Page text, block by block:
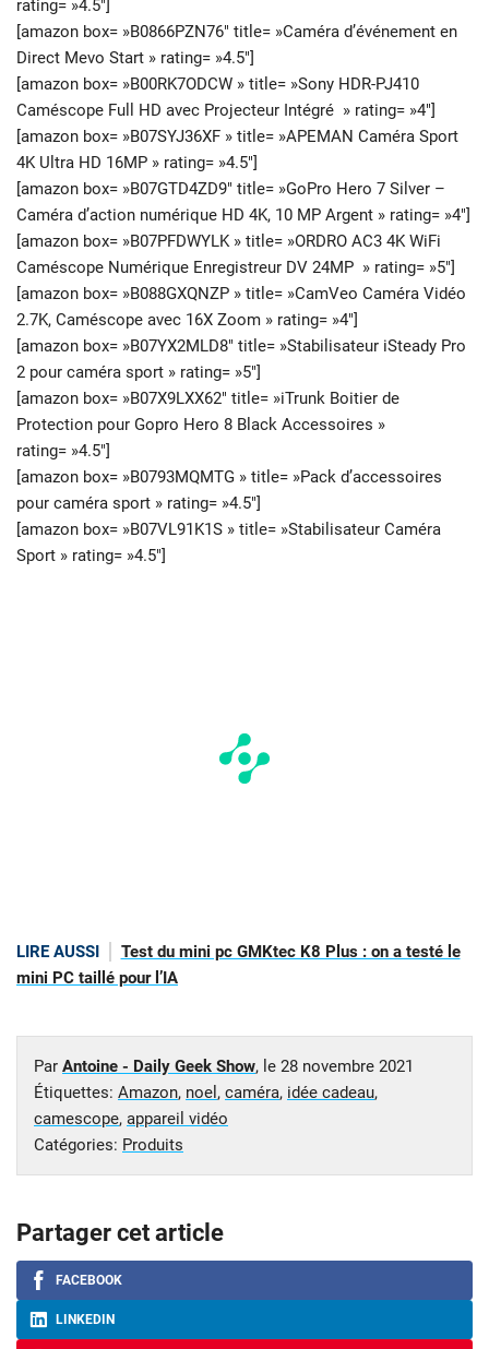
rating= »4.5″]
[amazon box= »B0866PZN76″ title= »Caméra d’événement en
Direct Mevo Start » rating= »4.5″]
[amazon box= »B00RK7ODCW » title= »Sony HDR-PJ410
Caméscope Full HD avec Projecteur Intégré » rating= »4″]
[amazon box= »B07SYJ36XF » title= »APEMAN Caméra Sport
4K Ultra HD 16MP » rating= »4.5″]
[amazon box= »B07GTD4ZD9″ title= »GoPro Hero 7 Silver –
Caméra d’action numérique HD 4K, 10 MP Argent » rating= »4″]
[amazon box= »B07PFDWYLK » title= »ORDRO AC3 4K WiFi
Caméscope Numérique Enregistreur DV 24MP » rating= »5″]
[amazon box= »B088GXQNZP » title= »CamVeo Caméra Vidéo
2.7K, Caméscope avec 16X Zoom » rating= »4″]
[amazon box= »B07YX2MLD8″ title= »Stabilisateur iSteady Pro
2 pour caméra sport » rating= »5″]
[amazon box= »B07X9LXX62″ title= »iTrunk Boitier de
Protection pour Gopro Hero 8 Black Accessoires »
rating= »4.5″]
[amazon box= »B0793MQMTG » title= »Pack d’accessoires
pour caméra sport » rating= »4.5″]
[amazon box= »B07VL91K1S » title= »Stabilisateur Caméra
Sport » rating= »4.5″]
LIRE AUSSI
Test du mini pc GMKtec K8 Plus : on a testé le
mini PC taillé pour l’IA
Par Antoine - Daily Geek Show, le 28 novembre 2021
Étiquettes: Amazon, noel , caméra, idée cadeau,
camescope, appareil vidéo
Catégories: Produits
Partager cet article
FACEBOOK
LINKEDIN